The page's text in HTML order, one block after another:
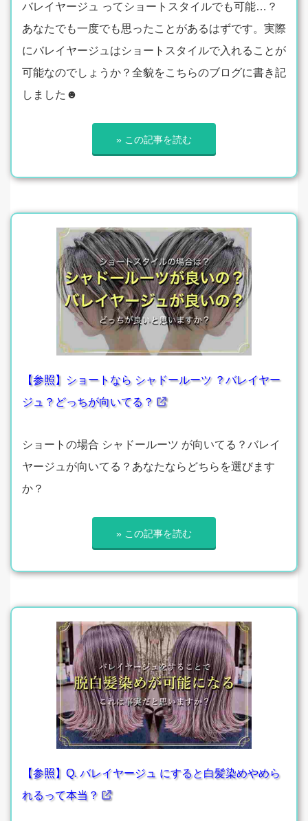
バレイヤージュ ってショートスタイルでも可能…？
あなたでも一度でも思ったことがあるはずです。実際
にバレイヤージュはショートスタイルで入れることが
可能なのでしょうか？全貌をこちらのブログに書き記
しました☻
» この記事を読む
【参照】ショートなら シャドールーツ ？バレイヤー
ジュ？どっちが向いてる？
ショートの場合 シャドールーツ が向いてる？バレイ
ヤージュが向いてる？あなたならどちらを選びます
か？
» この記事を読む
【参照】Q. バレイヤージュ にすると白髪染めやめら
れるって本当？